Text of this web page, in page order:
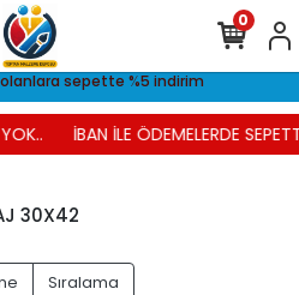
sepette %5 indirim
İBAN İLE ÖDEMELERDE
0
30X42
Sıralama